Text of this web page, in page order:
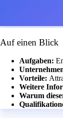
Auf einen Blick
Aufgaben:
Vorteile:
Weitere
Warum